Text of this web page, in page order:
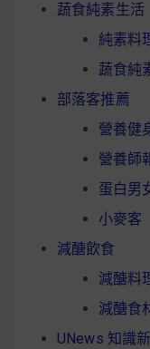
蔬食純素生活
純素料
蔬食純
部落客推薦
營養健
營養師
蛋白男
小麥客
減醣飲食
減醣料
減醣食
UNews 知識